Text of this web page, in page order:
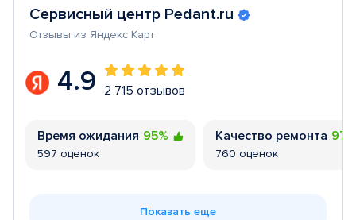
Сервисный центр Pedant.ru
Отзывы из Яндекс Карт
4.9 2 715 отзывов
Время ожидания 95%
597 оценок
Качество ремонта
760 оценок
Показать еще